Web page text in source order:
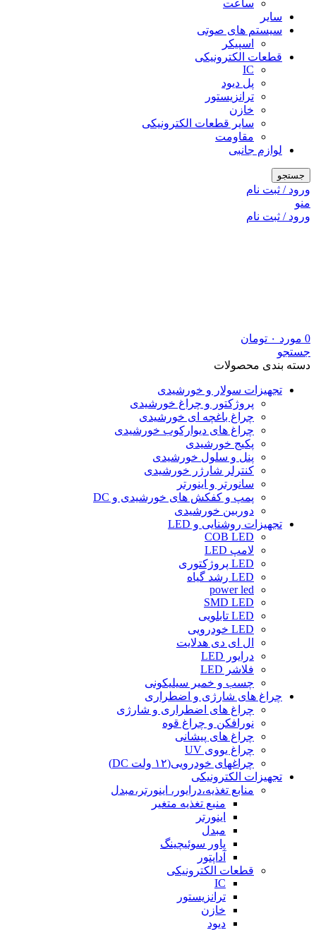
ساعت
سایر
سیستم های صوتی
اسپیکر
قطعات الکترونیکی
IC
پل دیود
ترانزیستور
خازن
سایر قطعات الکترونیکی
مقاومت
لوازم جانبی
جستجو
ورود / ثبت نام
منو
ورود / ثبت نام
0 مورد ۰ تومان
جستجو
دسته بندی محصولات
تجهیزات سولار و خورشیدی
پروژکتور و چراغ خورشیدی
چراغ باغچه ای خورشیدی
چراغ های دیوارکوب خورشیدی
پکیج خورشیدی
پنل و سلول خورشیدی
کنترلر شارژر خورشیدی
سانورتر و اینورتر
پمپ و کفکش های خورشیدی و DC
دوربین خورشیدی
تجهیزات روشنایی و LED
COB LED
لامپ LED
LED پروژکتوری
LED رشد گیاه
power led
SMD LED
LED تابلویی
LED خودرویی
ال ای دی هدلایت
درایور LED
فلاشر LED
چسب و خمیر سیلیکونی
چراغ های شارژی و اضطراری
چراغ های اضطراری و شارژی
نورافکن و چراغ قوه
چراغ های پیشانی
چراغ یووی UV
چراغهای خودرویی(۱۲ ولت DC)
تجهیزات الکترونیکی
منابع تغذیه،درایور، اینورتر،مبدل
منبع تغذیه متغیر
اینورتر
مبدل
پاور سوئیچینگ
آداپتور
قطعات الکترونیکی
IC
ترانزیستور
خازن
دیود